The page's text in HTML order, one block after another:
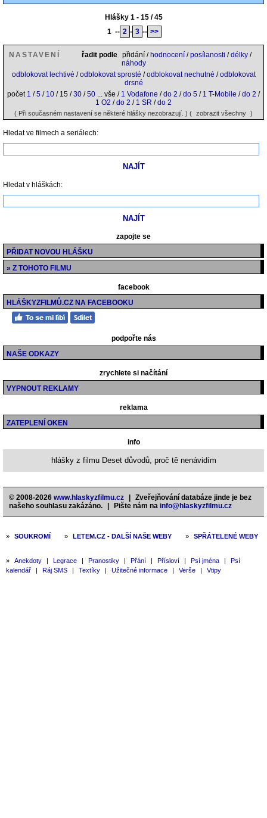
Hlášky 1 - 15 / 45
1 -- 2 - 3 -- >>
NASTAVENÍ řadit podle přidání / hodnocení /posílanosti /délky /
náhody
odblokovat lechtivé /odblokovat sprosté /odblokovat nechutné /odblokovat
drsné
počet 1 /5 / 10 / 15 /30 /50 ... vše / 1 Vodafone /do 2 /do 5 / 1 T-Mobile /do 2 /
1 O2 /do 2 / 1 SR /do 2
( Při současném nastavení se některé hlášky nezobrazují. ) ( zobrazit všechny )
Hledat ve filmech a seriálech:
Hledat v hláškách:
zapojte se
PŘIDAT NOVOU HLÁŠKU
» Z TOHOTO FILMU
facebook
HLÁŠKYZFILMŮ.CZ NA FACEBOOKU
podpořte nás
NAŠE ODKAZY
zrychlete si načítání
VYPNOUT REKLAMY
reklama
ZATEPLENÍ OKEN
info
hlášky z filmu Deset důvodů, proč tě nenávidím
© 2008-2026 www.hlaskyzfilmu.cz
Zveřejňování databáze jinde je bez
našeho souhlasu zakázáno.
Pište nám na info@hlaskyzfilmu.cz
» SOUKROMÍ » LETEM.CZ - DALŠÍ NAŠE WEBY » SPŘÁTELENÉ WEBY
» Anekdoty | Legrace | Pranostiky | Přání | Přísloví | Psí jména |
Psí
kalendář
| Ráj SMS | Textíky | Užitečné informace | Verše | Vtipy